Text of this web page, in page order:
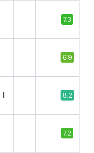
7.3
6.9
1 8.2
7.2